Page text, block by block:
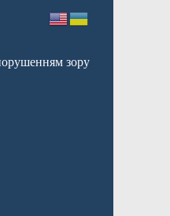
зору